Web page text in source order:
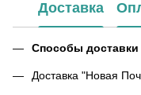
Доставка
Способы доставки
Доставка "Новая